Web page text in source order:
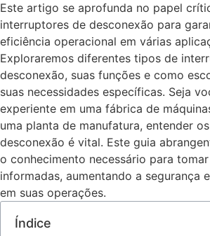
Este artigo se aprofunda no papel
interruptores de desconexão para
eficiência operacional em várias
Exploraremos diferentes tipos de
desconexão, suas funções e como
suas necessidades específicas. Seja
experiente em uma fábrica de
uma planta de manufatura, entender
desconexão é vital. Este guia
o conhecimento necessário para
informadas, aumentando a segurança
em suas operações.
Índice